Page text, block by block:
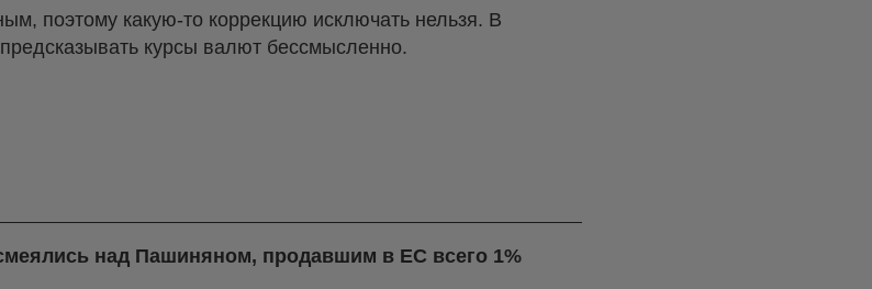
поэтому какую-то коррекцию исключать нельзя. В
курсы валют бессмысленно.
над Пашиняном, продавшим в ЕС всего 1%